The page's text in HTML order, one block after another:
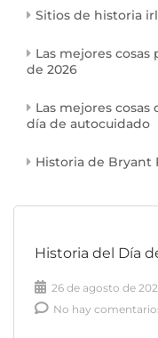
Sitios de historia
Las mejores cosas
de 2026
Las mejores cosas
día de autocuidado
Historia de Bryant
Historia del Día
26 de agosto de
No hay